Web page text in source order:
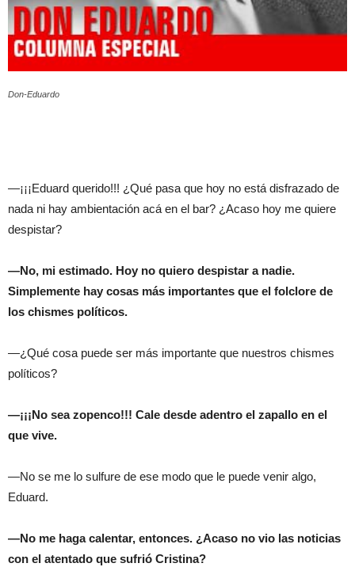
Don-Eduardo
—¡¡¡Eduard querido!!! ¿Qué pasa que hoy no está disfrazado de
nada ni hay ambientación acá en el bar? ¿Acaso hoy me quiere
despistar?
—No, mi estimado. Hoy no quiero despistar a nadie.
Simplemente hay cosas más importantes que el folclore de
los chismes políticos.
—¿Qué cosa puede ser más importante que nuestros chismes
políticos?
—¡¡¡No sea zopenco!!! Cale desde adentro el zapallo en el
que vive.
—No se me lo sulfure de ese modo que le puede venir algo,
Eduard.
—No me haga calentar, entonces. ¿Acaso no vio las noticias
con el atentado que sufrió Cristina?